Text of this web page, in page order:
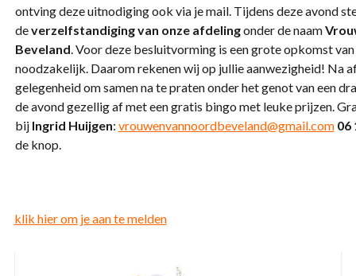
ontving deze uitnodiging ook via je mail. Tijdens deze avond
deverzelfstandiging van onze afdelingonder de naam
Beveland. Voor deze besluitvorming is een grote opkomst van
noodzakelijk. Daarom rekenen wij op jullie aanwezigheid! Na
gelegenheid om samen na te praten onder het genot van een
de avond gezellig af met een gratis bingo met leuke prijzen.
bij Ingrid Huijgen: vrouwenvannoordbeveland@gmail.com 06
de knop.
klik hier om je aan te melden